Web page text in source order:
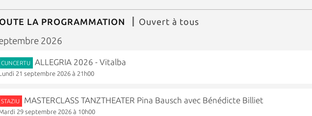
LA PROGRAMMATION Ouvert à tous
2026
CUNCERTU ALLEGRIA 2026 - Vitalba
21 septembre 2026 à 21h00
STAZIU MASTERCLASS TANZTHEATER Pina Bausch avec Bénédicte Billiet
29 septembre 2026 à 10h00